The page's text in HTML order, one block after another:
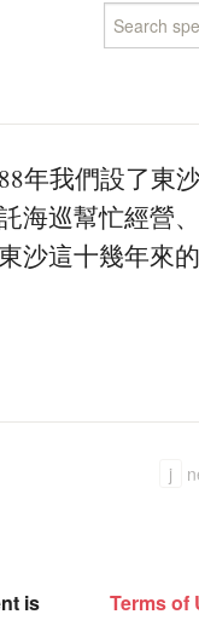
年我們設了東
海巡幫忙經營
沙這十幾年來
j
is
Terms of